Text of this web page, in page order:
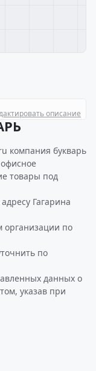
описание
компания букварь
товары под
Гагарина
организации по
по
данных о
указав при